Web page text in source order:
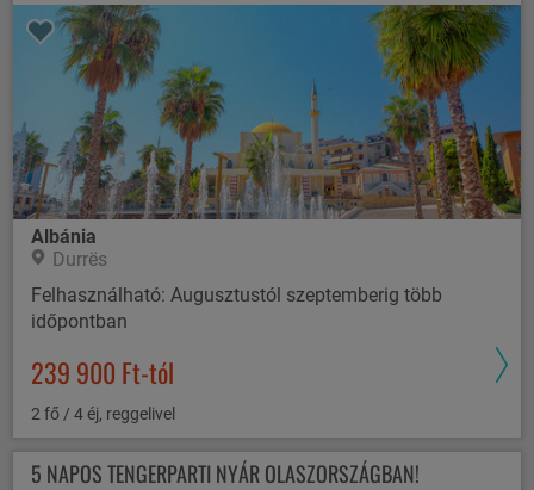
Albánia
Durrës
Felhasználható: Augusztustól szeptemberig több
időpontban
239 900 Ft-tól
2 fő / 4 éj, reggelivel
5 NAPOS TENGERPARTI NYÁR OLASZORSZÁGBAN!